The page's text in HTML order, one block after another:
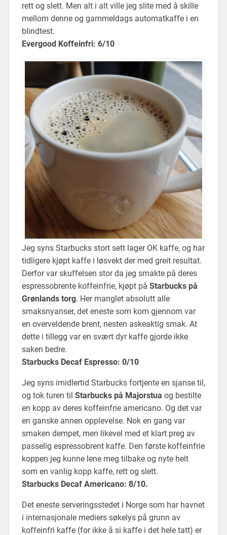
rett og slett. Men alt i alt ville jeg slite med å skille
mellom denne og gammeldags automatkaffe i en
blindtest.
Evergood Koffeinfri: 6/10
Jeg syns Starbucks stort sett lager OK kaffe, og har
tidligere kjøpt kaffe i løsvekt der med greit resultat.
Derfor var skuffelsen stor da jeg smakte på deres
espressobrente koffeinfrie, kjøpt på Starbucks på
Grønlands torg. Her manglet absolutt alle
smaksnyanser, det eneste som kom gjennom var
en overveldende brent, nesten askeaktig smak. At
dette i tillegg var en svært dyr kaffe gjorde ikke
saken bedre.
Starbucks Decaf Espresso: 0/10
Jeg syns imidlertid Starbucks fortjente en sjanse til,
og tok turen til Starbucks på Majorstua og bestilte
en kopp av deres koffeinfrie americano. Og det var
en ganske annen opplevelse. Nok en gang var
smaken dempet, men likevel med et klart preg av
passelig espressobrent kaffe. Den første koffeinfrie
koppen jeg kunne lene meg tilbake og nyte helt
som en vanlig kopp kaffe, rett og slett.
Starbucks Decaf Americano: 8/10.
Det eneste serveringsstedet i Norge som har havnet
i internasjonale mediers søkelys på grunn av
koffeinfri kaffe (for ikke å si kaffe i det hele tatt) er